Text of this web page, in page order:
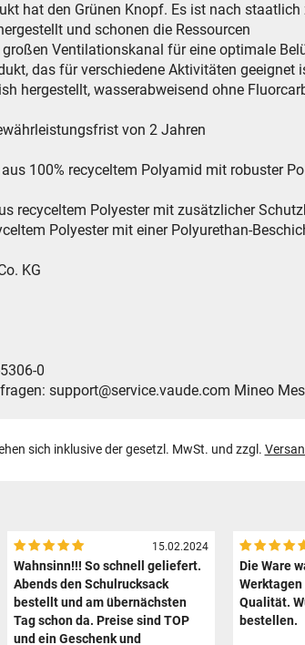
hat den Grünen Knopf. Es ist nach
und schonen die Ressourcen
Ventilationskanal für eine optimale
das für verschiedene Aktivitäten geeignet
hergestellt, wasserabweisend ohne
von 2 Jahren
100% recyceltem Polyamid mit robuster
Polyester mit zusätzlicher
Polyester mit einer Polyurethan-
KG
0
support@service.vaude.com Mineo
sich inklusive der gesetzl. MwSt. und zzgl.
15.02.2024
Wahnsinn!!! So schnell geliefert.
Abends den Schulrucksack
bestellt und am übernächsten
Tag schon da. Preise sind TOP
und ein Geschenk und
Die Ware
Qualität.
bestellen.